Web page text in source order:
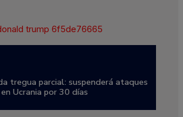
tregua parcial: suspenderá ataques
Ucrania por 30 días